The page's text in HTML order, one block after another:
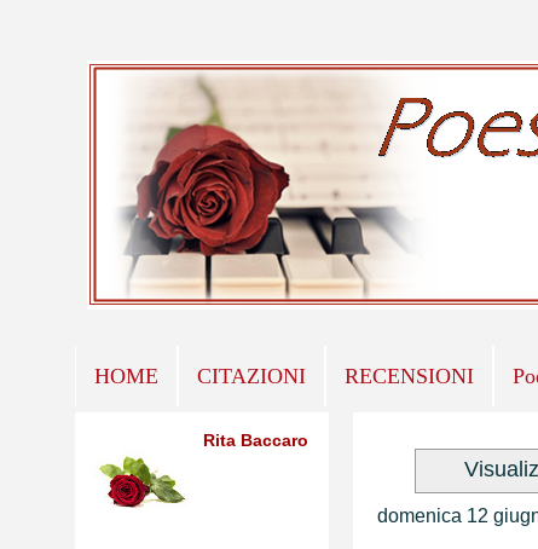
HOME CITAZIONI RECENSIONI
domenica 12
Rita Baccaro